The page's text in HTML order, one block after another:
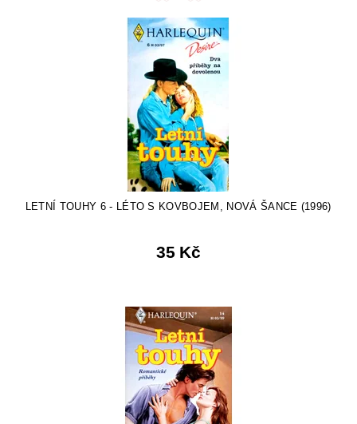
LETNÍ TOUHY 6 - LÉTO S KOVBOJEM, NOVÁ ŠANCE (1996)
35 Kč